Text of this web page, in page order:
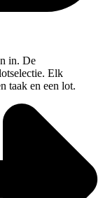
in. De
Elk
taak en een lot.